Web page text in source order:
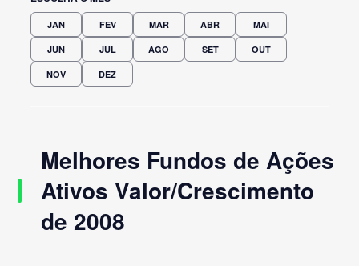
JAN FEV MAR ABR MAI
JUN JUL AGO SET OUT
NOV DEZ
Melhores Fundos de Ações
Ativos Valor/Crescimento
de 2008